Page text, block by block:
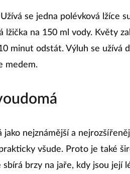
Užívá se jedna polévková lžíce
lžička na 150 ml vody. Květy
minut odstát. Výluh se užívá
medem.
jako nejznámější a
všude. Proto je také
sbírá brzy na jaře, kdy jsou její